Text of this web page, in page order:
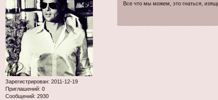
Зарегистрирован: 2011-12-19
Приглашений: 0
Сообщений: 2930
Все что мы можем, это гнаться,